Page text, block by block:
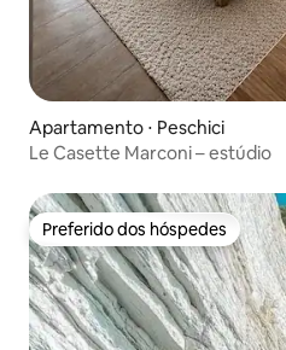
Apartamento ⋅ Peschici
Le Casette Marconi – estúdio
Preferido dos hóspedes
Preferido dos hóspedes